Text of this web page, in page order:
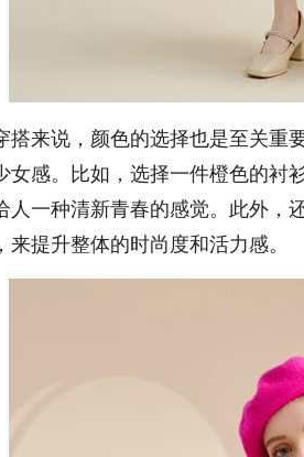
来说，颜色的选择也是至关重
女感。比如，选择一件橙色的
人一种清新青春的感觉。此外，
提升整体的时尚度和活力感。